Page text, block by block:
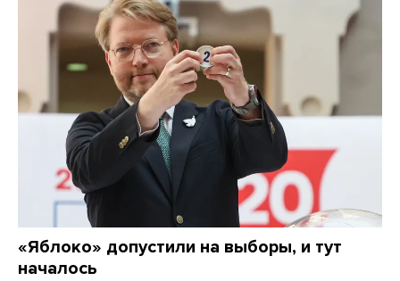
«Яблоко» допустили на выборы, и тут
началось